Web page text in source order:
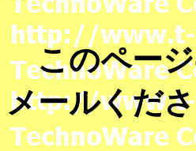
このページ
メールくだ